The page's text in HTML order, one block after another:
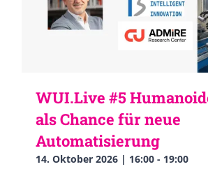
WUI.Live #5
als Chance für neue
Automatisierung
14. Oktober 2026 | 16:00 - 19:00